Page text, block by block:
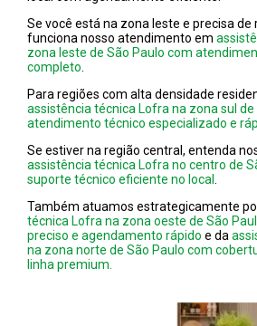
Se você está na zona leste e precisa de
funciona nosso atendimento em
zona leste de São Paulo com
completo
Para regiões com alta densidade
assistência técnica Lofra na zona sul de
atendimento técnico especializado e
Se estiver na região central, entenda
assistência técnica Lofra no centro de
suporte técnico eficiente no local
Também atuamos estrategicamente
técnica Lofra na zona oeste de São
preciso e agendamento rápido e da
na zona norte de São Paulo com
linha premium.